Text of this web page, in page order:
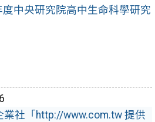
度中央研究院高中生命科學研究
業社「http://www.com.tw 提供